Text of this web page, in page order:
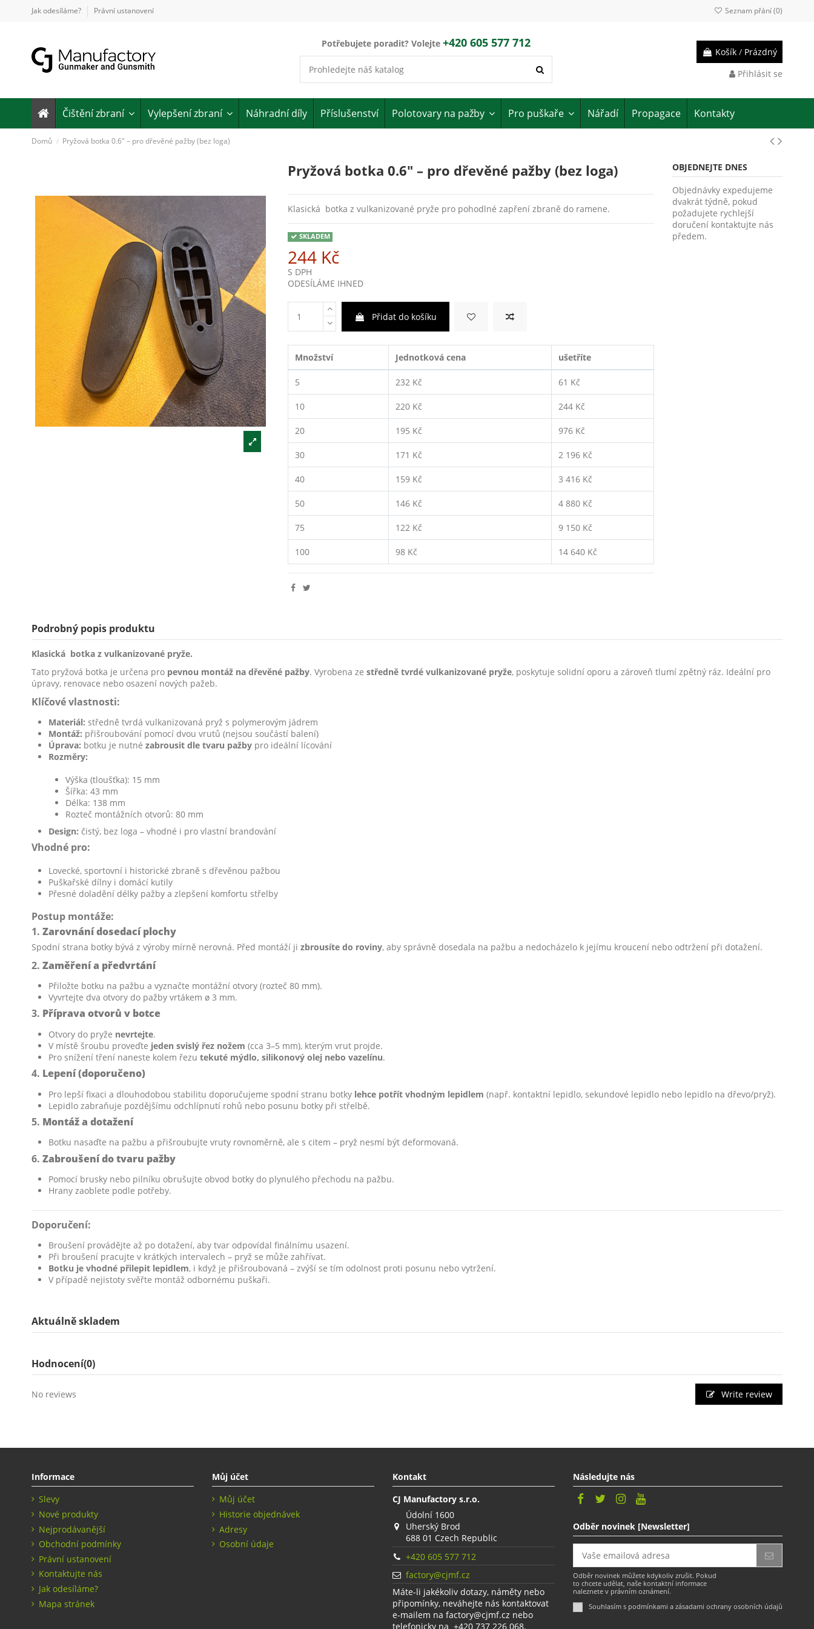
Jak odesíláme? Právní ustanovení Seznam přání (0)
Potřebujete poradit? Volejte +420 605 577 712
Košík / Prázdný
Přihlásit se
Čištění zbraní Vylepšení zbraní Náhradní díly Příslušenství Polotovary na pažby Pro puškaře Nářadí Propagace Kontakty
Domů Pryžová botka 0.6" – pro dřevěné pažby (bez loga)
Pryžová botka 0.6" – pro dřevěné pažby (bez loga)
Klasická botka z vulkanizované pryže pro pohodlné zapření zbraně do ramene.
SKLADEM
244 Kč
S DPH
ODESÍLÁME IHNED
Přidat do košíku
Množství Jednotková cena ušetříte
5 232 Kč 61 Kč
10 220 Kč 244 Kč
20 195 Kč 976 Kč
30 171 Kč 2 196 Kč
40 159 Kč 3 416 Kč
50 146 Kč 4 880 Kč
75 122 Kč 9 150 Kč
100 98 Kč 14 640 Kč
OBJEDNEJTE DNES
Objednávky expedujeme
dvakrát týdně, pokud
požadujete rychlejší
doručení kontaktujte nás
předem.
Podrobný popis produktu
Klasická botka z vulkanizované pryže.
Tato pryžová botka je určena pro pevnou montáž na dřevěné pažby. Vyrobena ze středně tvrdé vulkanizované pryže, poskytuje solidní oporu a zároveň tlumí zpětný ráz. Ideální pro
úpravy, renovace nebo osazení nových pažeb.
Klíčové vlastnosti:
Materiál: středně tvrdá vulkanizovaná pryž s polymerovým jádrem
Montáž: přišroubování pomocí dvou vrutů (nejsou součástí balení)
Úprava: botku je nutné zabrousit dle tvaru pažby pro ideální lícování
Rozměry:
Výška (tloušťka): 15 mm
Šířka: 43 mm
Délka: 138 mm
Rozteč montážních otvorů: 80 mm
Design: čistý, bez loga – vhodné i pro vlastní brandování
Vhodné pro:
Lovecké, sportovní i historické zbraně s dřevěnou pažbou
Puškařské dílny i domácí kutily
Přesné doladění délky pažby a zlepšení komfortu střelby
Postup montáže:
1. Zarovnání dosedací plochy
Spodní strana botky bývá z výroby mírně nerovná. Před montáží ji zbrousíte do roviny, aby správně dosedala na pažbu a nedocházelo k jejímu kroucení nebo odtržení při dotažení.
2. Zaměření a předvrtání
Přiložte botku na pažbu a vyznačte montážní otvory (rozteč 80 mm).
Vyvrtejte dva otvory do pažby vrtákem ø 3 mm.
3. Příprava otvorů v botce
Otvory do pryže nevrtejte.
V místě šroubu proveďte jeden svislý řez nožem (cca 3–5 mm), kterým vrut projde.
Pro snížení tření naneste kolem řezu tekuté mýdlo, silikonový olej nebo vazelínu.
4. Lepení (doporučeno)
Pro lepší fixaci a dlouhodobou stabilitu doporučujeme spodní stranu botky lehce potřít vhodným lepidlem (např. kontaktní lepidlo, sekundové lepidlo nebo lepidlo na dřevo/pryž).
Lepidlo zabraňuje pozdějšímu odchlípnutí rohů nebo posunu botky při střelbě.
5. Montáž a dotažení
Botku nasaďte na pažbu a přišroubujte vruty rovnoměrně, ale s citem – pryž nesmí být deformovaná.
6. Zabroušení do tvaru pažby
Pomocí brusky nebo pilníku obrušujte obvod botky do plynulého přechodu na pažbu.
Hrany zaoblete podle potřeby.
Doporučení:
Broušení provádějte až po dotažení, aby tvar odpovídal finálnímu usazení.
Při broušení pracujte v krátkých intervalech – pryž se může zahřívat.
Botku je vhodné přilepit lepidlem, i když je přišroubovaná – zvýší se tím odolnost proti posunu nebo vytržení.
V případě nejistoty svěřte montáž odbornému puškaři.
Aktuálně skladem
Hodnocení(0)
No reviews Write review
Informace
Slevy
Nové produkty
Nejprodávanější
Obchodní podmínky
Právní ustanovení
Kontaktujte nás
Jak odesíláme?
Mapa stránek
Můj účet
Můj účet
Historie objednávek
Adresy
Osobní údaje
Kontakt
CJ Manufactory s.r.o.
Údolní 1600
Uherský Brod
688 01 Czech Republic
+420 605 577 712
factory@cjmf.cz
Máte-li jakékoliv dotazy, náměty nebo
připomínky, neváhejte nás kontaktovat
e-mailem na factory@cjmf.cz nebo
telefonicky na +420 737 226 068.
Následujte nás
Odběr novinek [Newsletter]
Odběr novinek můžete kdykoliv zrušit. Pokud
to chcete udělat, naše kontaktní informace
naleznete v právním oznámení.
Souhlasím s podmínkami a zásadami ochrany osobních údajů